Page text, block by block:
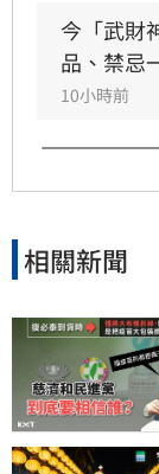
產；生肖
調，無論
能祈求聖
好運勢，建
財。
今「武財
品、禁忌
10小時前
相關新聞